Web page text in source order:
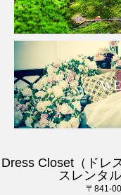
Dress Closet（ドレ
スレンタ
〒841-